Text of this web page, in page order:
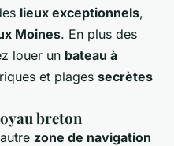
lieux exceptionnels,
Moines. En plus des
louer un bateau à
et plages secrètes
breton
zone de navigation